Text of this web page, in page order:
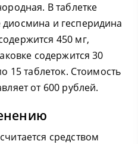
В таблетке
и гесперидина
450 мг,
содержится 30
15 таблеток. Стоимость
от 600 рублей.
средством